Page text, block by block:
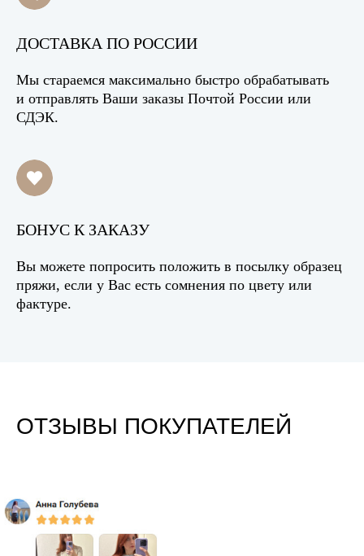
ДОСТАВКА ПО РОССИИ
Мы стараемся максимально быстро обрабатывать
и отправлять Ваши заказы Почтой России или
СДЭК.
БОНУС К ЗАКАЗУ
Вы можете попросить положить в посылку образец
пряжи, если у Вас есть сомнения по цвету или
фактуре.
ОТЗЫВЫ ПОКУПАТЕЛЕЙ